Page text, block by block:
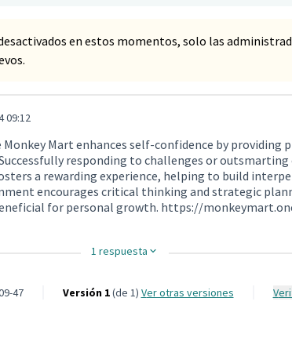
en estos momentos, solo las
09:12
Mart enhances self-confidence by providing
responding to challenges or
a rewarding experience, helping to build
encourages critical thinking and strategic
for personal growth. https://
1 respuesta
47 Versión 1(de 1) ver otras versiones